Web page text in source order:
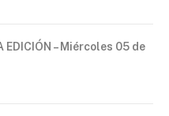
EDICIÓN – Miércoles 05 de